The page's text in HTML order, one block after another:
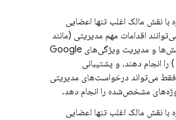
با نقش مالک اغلب تنها اعضایی
اقدامات مهم مدیریتی (مانند
و مدیریت ویژگی‌های Google
) را انجام دهند، و پشتیبانی
Firebase فقط می‌تواند درخواست‌های مدیریتی
مشخص‌شده را انجام دهد.
با نقش مالک اغلب تنها اعضایی